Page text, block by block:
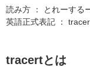
読み方 ： とれーする
英語正式表記 ：
tracertとは